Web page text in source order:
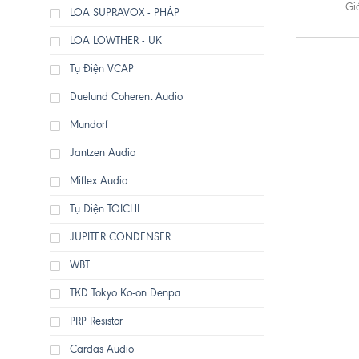
LOA SUPRAVOX - PHÁP
LOA LOWTHER - UK
Tụ Điện VCAP
Duelund Coherent Audio
Mundorf
Jantzen Audio
Miflex Audio
Tụ Điện TOICHI
JUPITER CONDENSER
WBT
TKD Tokyo Ko-on Denpa
PRP Resistor
Cardas Audio